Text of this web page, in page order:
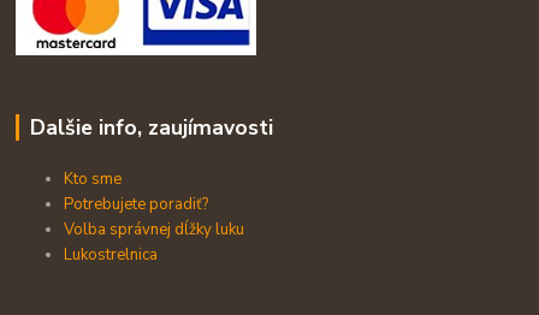
Dalšie info, zaujímavosti
Kto sme
Potrebujete poradiť?
Volba správnej dĺžky luku
Lukostrelnica